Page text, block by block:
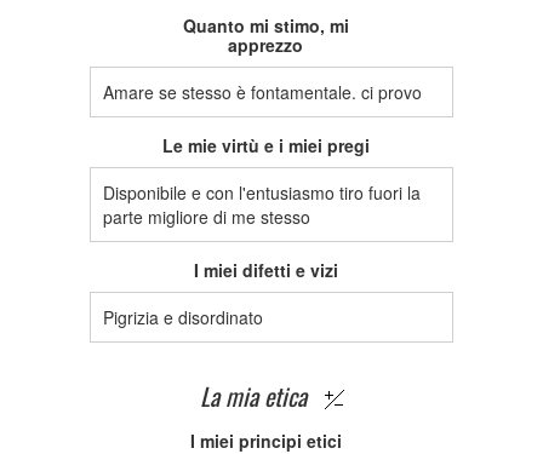
Quanto mi stimo, mi
apprezzo
Amare se stesso è fontamentale. ci provo
Le mie virtù e i miei pregi
Disponibile e con l'entusiasmo tiro fuori la
parte migliore di me stesso
I miei difetti e vizi
Pigrizia e disordinato
La mia etica
I miei principi etici